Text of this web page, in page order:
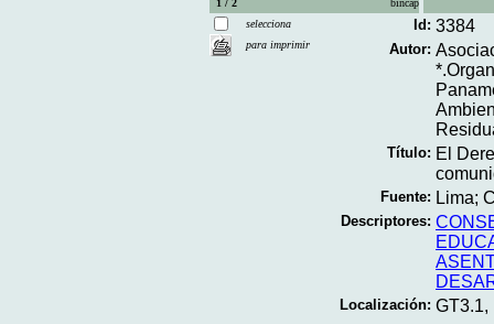
1 / 2
bincap
selecciona
para imprimir
Id: 3384
Autor:
Título: El
Fuente: Lima;
Descriptores:
Localización: GT3.1,